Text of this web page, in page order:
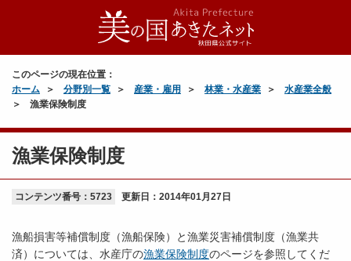
このページの現在位置：
ホーム
分野別一覧 産業・雇用 林業・水産業
水産業全般
漁業保険制度
漁業保険制度
コンテンツ番号：5723 更新日： 2014年01月27日
漁船損害等補償制度（漁船保険）と漁業災害補償制度（漁業共
済）については、水産庁の漁業保険制度のページを参照してくだ